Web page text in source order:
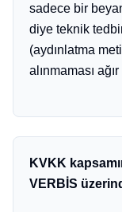
sadece bir beyan
diye teknik
(aydınlatma
alınmaması
KVKK
VERBİS